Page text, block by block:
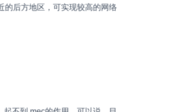
的后方地区，可实现较高的网络